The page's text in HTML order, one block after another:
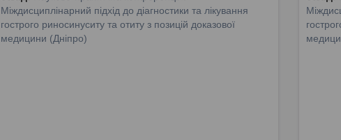
Міждисциплінарний підхід до діагностики та лікування
гострого риносинуситу та отиту з позицій доказової
медицини (Дніпро)